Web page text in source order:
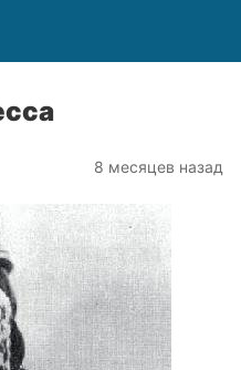
8 месяцев назад